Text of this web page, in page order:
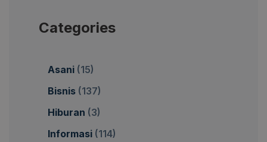
Categories
Asani (15)
Bisnis (137)
Hiburan (3)
Informasi (114)